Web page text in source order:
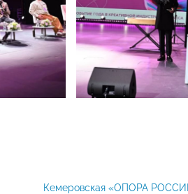
Кемеровская «ОПОРА